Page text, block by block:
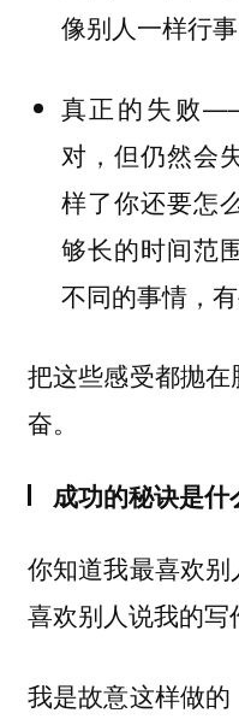
像别人一样行事
真正的失败
对，但仍然会
样了你还要怎
够长的时间范
不同的事情，
把这些感受都抛
奋。
成功的秘诀是什
你知道我最喜欢
喜欢别人说我的写
我是故意这样做